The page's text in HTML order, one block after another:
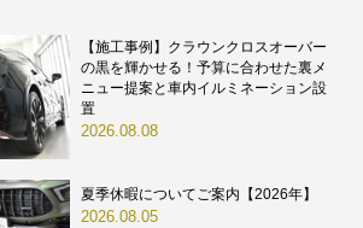
【施工事例】クラウンクロスオーバー
の黒を輝かせる！予算に合わせた裏メ
ニュー提案と車内イルミネーション設
置
2026.08.08
夏季休暇についてご案内【2026年】
2026.08.05